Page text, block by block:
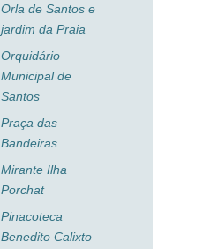
Orla de Santos e
jardim da Praia
Orquidário
Municipal de
Santos
Praça das
Bandeiras
Mirante Ilha
Porchat
Pinacoteca
Benedito Calixto